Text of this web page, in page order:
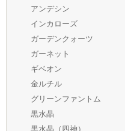
アンデシン
インカローズ
ガーデンクォーツ
ガーネット
ギベオン
金ルチル
グリーンファントム
黒水晶
黒水晶（四神）